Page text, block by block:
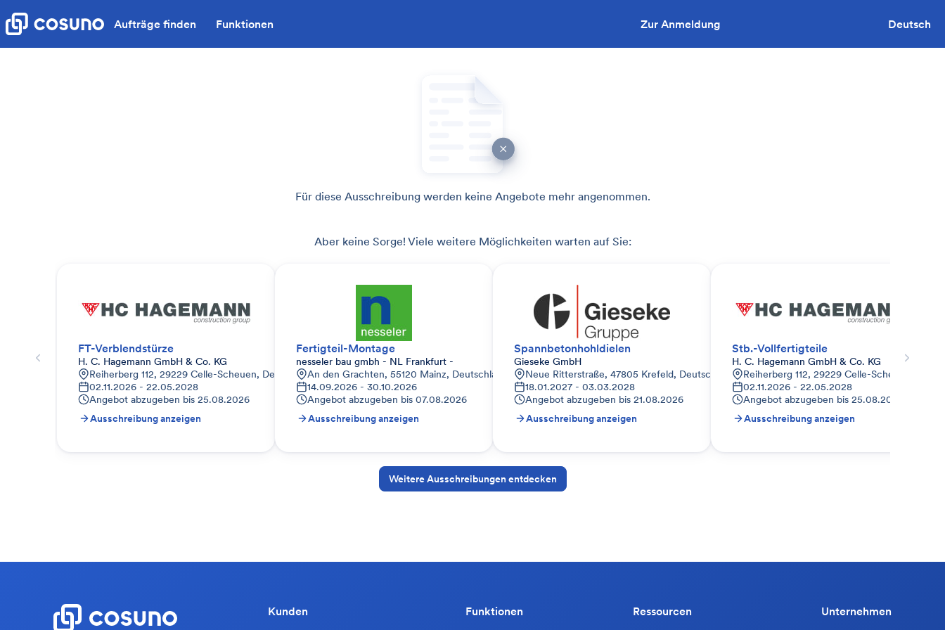
Aufträge finden Funktionen Zur Anmeldung Deutsch
Für diese Ausschreibung werden keine Angebote mehr angenommen.
Aber keine Sorge! Viele weitere Möglichkeiten warten auf Sie:
FT-Verblendstürze
H. C. Hagemann GmbH & Co. KG
Reiherberg 112, 29229 Celle-Scheuen, Deutschland
02.11.2026 - 22.05.2028
Angebot abzugeben bis 25.08.2026
Ausschreibung anzeigen
Fertigteil-Montage
nesseler bau gmbh - NL Frankfurt -
An den Grachten, 55120 Mainz, Deutschland
14.09.2026 - 30.10.2026
Angebot abzugeben bis 07.08.2026
Ausschreibung anzeigen
Spannbetonhohldielen
Gieseke GmbH
Neue Ritterstraße, 47805 Krefeld, Deutschland
18.01.2027 - 03.03.2028
Angebot abzugeben bis 21.08.2026
Ausschreibung anzeigen
Stb.-Vollfertigteile
H. C. Hagemann GmbH & Co. KG
Reiherberg 112, 29229 Celle-Scheuen,
02.11.2026 - 22.05.2028
Angebot abzugeben bis 25.08.2026
Ausschreibung anzeigen
Weitere Ausschreibungen entdecken
Kunden Funktionen Ressourcen Unternehmen